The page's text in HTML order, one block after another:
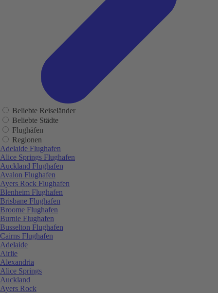
Beliebte Reiseländer
Beliebte Städte
Flughäfen
Regionen
Adelaide Flughafen
Alice Springs Flughafen
Auckland Flughafen
Avalon Flughafen
Ayers Rock Flughafen
Blenheim Flughafen
Brisbane Flughafen
Broome Flughafen
Burnie Flughafen
Busselton Flughafen
Cairns Flughafen
Adelaide
Airlie
Alexandria
Alice Springs
Auckland
Ayers Rock